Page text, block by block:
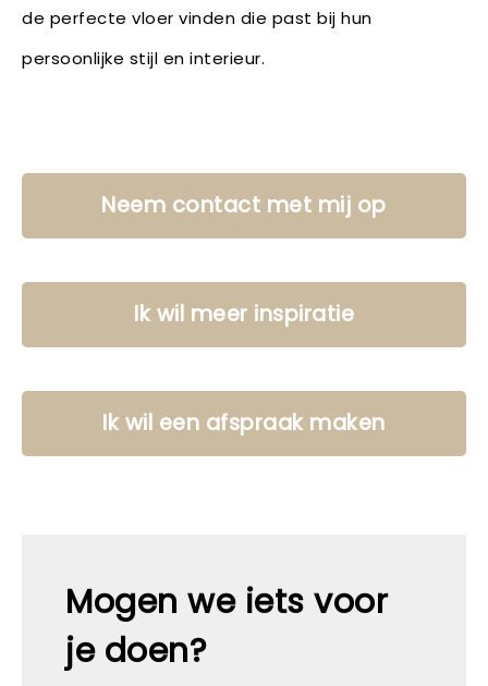
de perfecte vloer vinden die past bij hun
persoonlijke stijl en interieur.
Neem contact met mij op
Ik wil meer inspiratie
Ik wil een afspraak maken
Mogen we iets voor
je doen?